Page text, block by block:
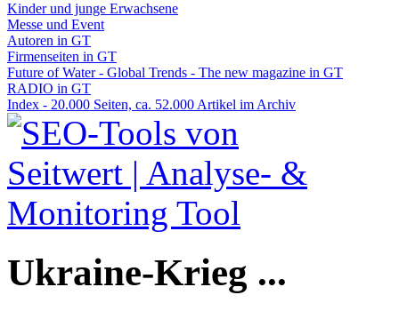
Kinder und junge Erwachsene
Messe und Event
Autoren in GT
Firmenseiten in GT
Future of Water - Global Trends - The new magazine in GT
RADIO in GT
Index - 20.000 Seiten, ca. 52.000 Artikel im Archiv
Ukraine-Krieg ...